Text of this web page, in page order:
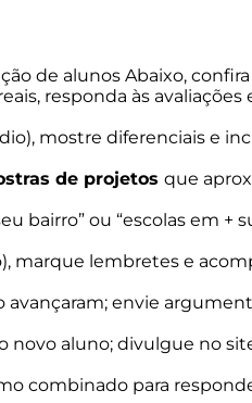
de alunos Abaixo,
responda às
mostre diferenciais e
de projetos que
bairro” ou “escolas em +
marque lembretes e
envie
aluno; divulgue no
combinado para